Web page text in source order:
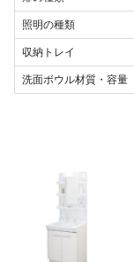
照明の種類
収納トレイ
洗面ボウル材質・容量